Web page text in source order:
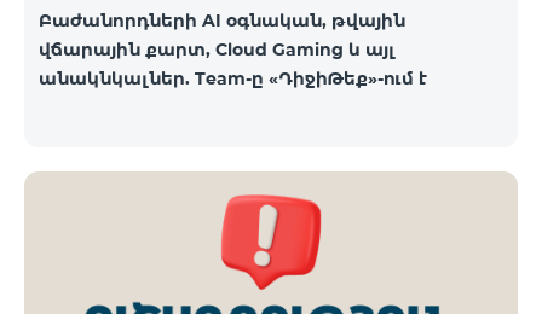
Բաժանորդների AI օգնական, թվային
վճարային քարտ, Cloud Gaming և այլ
անակնկալներ. Team-ը «ԴիջիԹեք»-ում է